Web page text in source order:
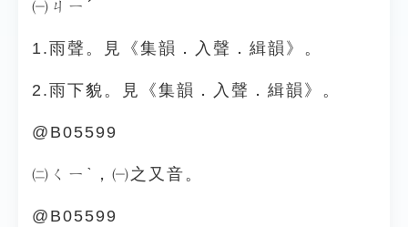
㈠ㄐㄧˊ
1.雨聲。見《集韻．入聲．緝韻》。
2.雨下貌。見《集韻．入聲．緝韻》。
@B05599
㈡ㄑㄧˋ，㈠之又音。
@B05599